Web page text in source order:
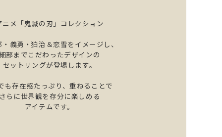
ニメ「鬼滅の刃」コレクション
義勇・狛治＆恋雪をイメージし、
部までこだわったデザインの
セットリングが登場します。
も存在感たっぷり、重ねることで
らに世界観を存分に楽しめる
アイテムです。